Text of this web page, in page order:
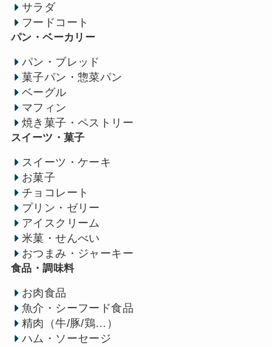
サラダ
フードコート
パン・ベーカリー
パン・ブレッド
菓子パン・惣菜パン
ベーグル
マフィン
焼き菓子・ペストリー
スイーツ・菓子
スイーツ・ケーキ
お菓子
チョコレート
プリン・ゼリー
アイスクリーム
米菓・せんべい
おつまみ・ジャーキー
食品・調味料
お肉食品
魚介・シーフード食品
精肉（牛/豚/鶏…）
ハム・ソーセージ